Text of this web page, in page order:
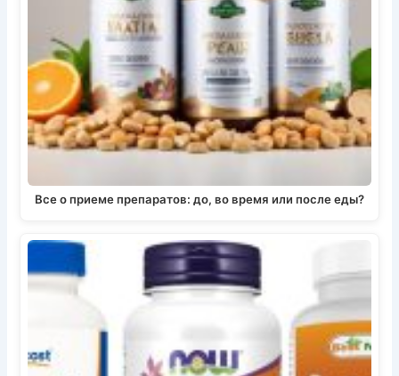
Все о приеме препаратов: до, во время или после еды?